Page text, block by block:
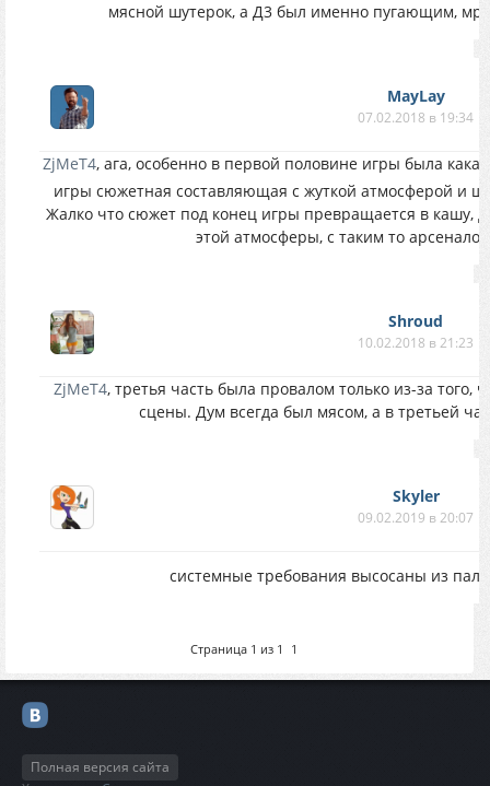
мясной шутерок, а Д3 был именно пугающим,
MayLay
07.02.2018 в 19:34
ZjMeT4, ага, особенно в первой половине игры была
игры сюжетная составляющая с жуткой атмосферой и
Жалко что сюжет под конец игры превращается в кашу,
этой атмосферы, с таким то
Shroud
10.02.2018 в 21:23
ZjMeT4, третья часть была провалом только из-за
сцены. Дум всегда был мясом, а в третьей
Skyler
09.02.2019 в 20:07
системные требования высосаны из
Страница 1 из 1 1
Полная версия сайта